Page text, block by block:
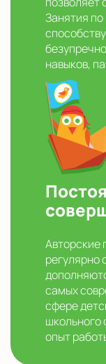
Занятия
навыков,
Авторские
регулярно
самых
сфере
школьного
опыт